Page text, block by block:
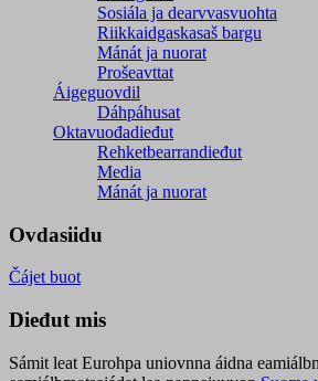
Sosiála ja dearvvasvuohta
Riikkaidgaskasaš bargu
Mánát ja nuorat
Prošeavttat
Áigeguovdil
Dáhpáhusat
Oktavuođadieđut
Rehketbearrandieđut
Media
Mánát ja nuorat
Ovdasiidu
Čájet buot
Dieđut mis
Sámit leat Eurohpa uniovnna áidna